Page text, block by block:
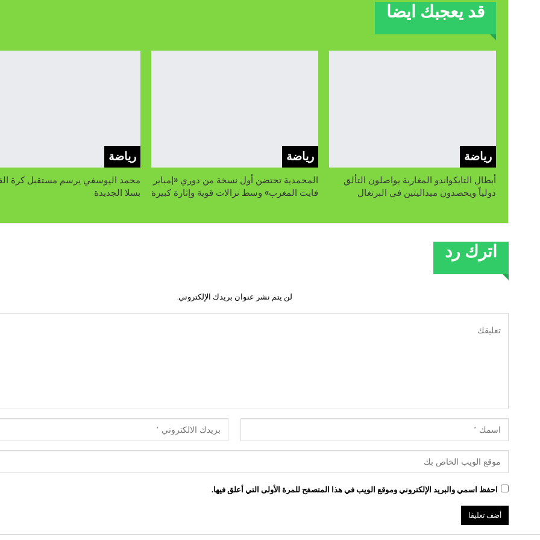
قد يعجبك ايضا
رياضة
أبطال التايكواندو المغاربة يواصلون التألق
دولياً ويحصدون ميداليتين في البرتغال
رياضة
المحمدية تحتضن أول نسخة من دوري «إمباير
فايت المغرب» وسط نزالات قوية وإثارة كبيرة
رياضة
محمد اليوسفي يرسم مستقبل كرة
بسلا الجديدة
اترك رد
لن يتم نشر عنوان بريدك الإلكتروني.
احفظ اسمي والبريد الإلكتروني وموقع الويب في هذا المتصفح للمرة الأولى التي أعلق فيها.